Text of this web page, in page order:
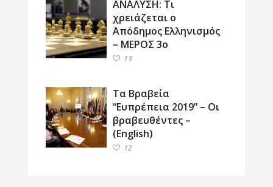
ΑΝΑΛΥΣΗ: Τι
χρειάζεται ο
Απόδημος Ελληνισμός
– ΜΕΡΟΣ 3ο
13
Τα Βραβεία
“Ευπρέπεια 2019” – Οι
βραβευθέντες –
(English)
12